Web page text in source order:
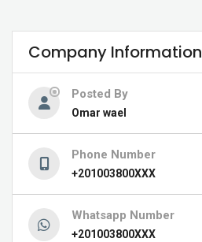
Company Information
Posted By
Omar wael
Phone Number
+201003800XXX
Whatsapp Number
+201003800XXX